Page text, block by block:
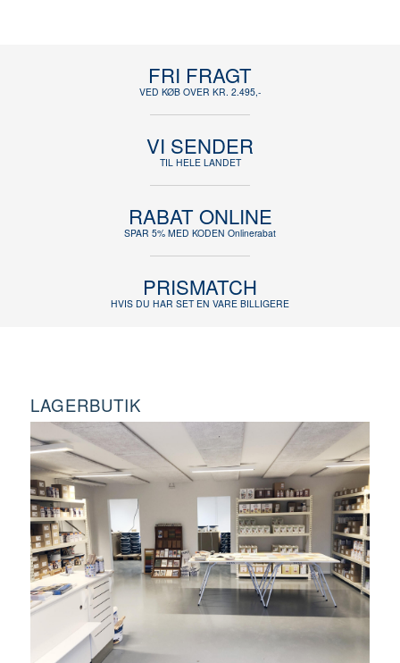
FRI FRAGT
VED KØB OVER KR. 2.495,-
VI SENDER
TIL HELE LANDET
RABAT ONLINE
SPAR 5% MED KODEN Onlinerabat
PRISMATCH
HVIS DU HAR SET EN VARE BILLIGERE
LAGERBUTIK